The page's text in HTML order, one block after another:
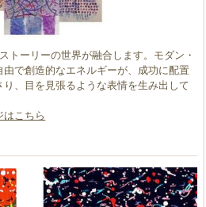
トーリーの世界が融合します。モダン・
で創造的なエネルギーが、成功に配置
、目を見張るような表情を生み出して
はこちら